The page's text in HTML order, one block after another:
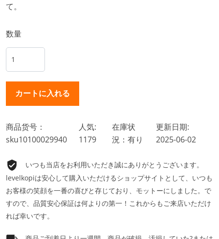
て。
数量
商品货号：
sku10100029940
人気:
1179
在庫状
況：有り
更新日期:
2025-06-02
いつも当店をお利用いただき誠にありがとうございます。
levelkopiは安心して購入いただけるショップサイトとして、いつも
お客様の笑顔を一番の喜びと存じており、モットーにしました。で
すので、品質安心保証は何よりの第一！これからもご来店いただけ
れば幸いです。